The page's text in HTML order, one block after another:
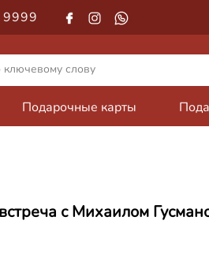
Подарочные карты
с Михаилом